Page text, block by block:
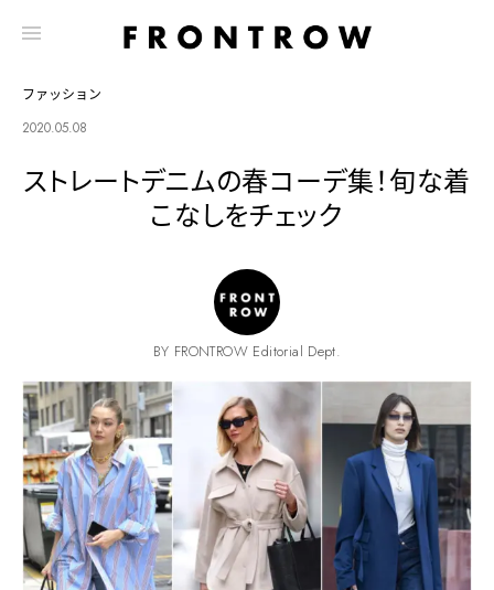
ファッション
2020.05.08
ストレートデニムの春コーデ集！旬な着
こなしをチェック
BY FRONTROW Editorial Dept.